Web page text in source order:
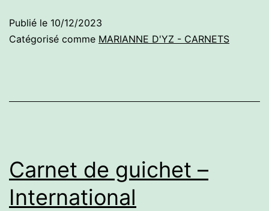
guichet
–
Publié le 10/12/2023
Catégorisé comme MARIANNE D'YZ - CARNETS
Carnet de guichet –
International